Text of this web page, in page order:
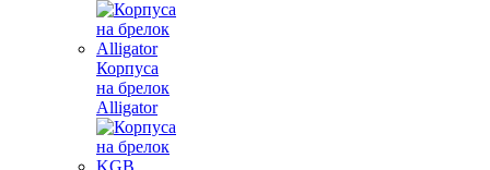
Корпуса
на брелок
Alligator